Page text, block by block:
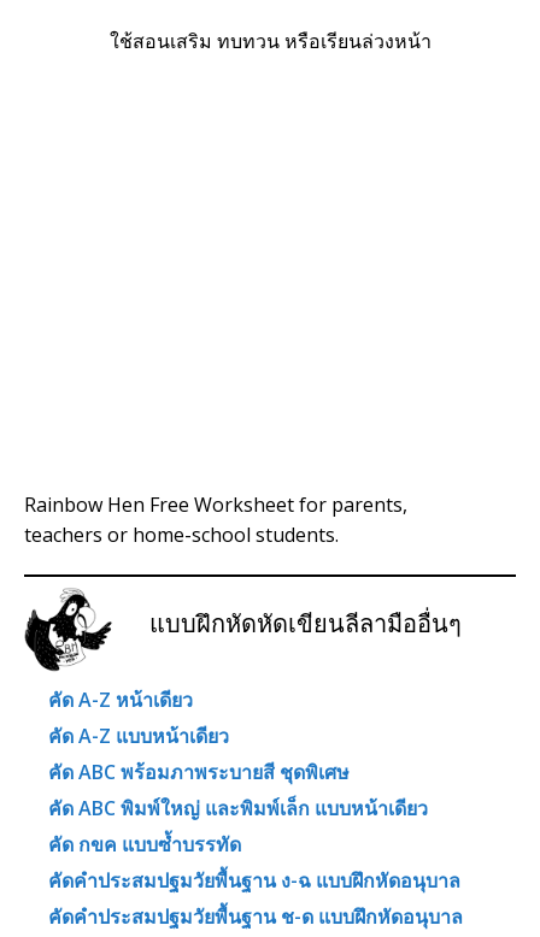
ใช้สอนเสริม ทบทวน หรือเรียนล่วงหน้า
Rainbow Hen Free Worksheet for parents,
teachers or home-school students.
แบบฝึกหัดหัดเขียนลีลามืออื่นๆ
คัด A-Z หน้าเดียว
คัด A-Z แบบหน้าเดียว
คัด ABC พร้อมภาพระบายสี ชุดพิเศษ
คัด ABC พิมพ์ใหญ่ และพิมพ์เล็ก แบบหน้าเดียว
คัด กขค แบบซ้ำบรรทัด
คัดคำประสมปฐมวัยพื้นฐาน ง-ฉ แบบฝึกหัดอนุบาล
คัดคำประสมปฐมวัยพื้นฐาน ช-ด แบบฝึกหัดอนุบาล